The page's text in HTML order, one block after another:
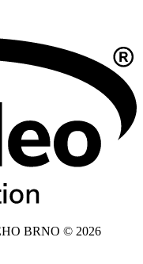
BRNO © 2026